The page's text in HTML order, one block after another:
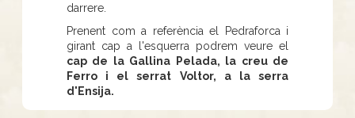
darrere.
Prenent com a referència el Pedraforca i
girant cap a l'esquerra podrem veure el
cap de la Gallina Pelada, la creu de
Ferro i el serrat Voltor, a la serra
d'Ensija.